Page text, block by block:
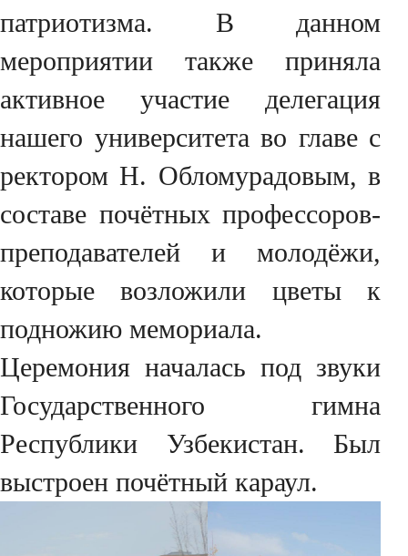
патриотизма. В данном
мероприятии также приняла
активное участие делегация
нашего университета во главе с
ректором Н. Обломурадовым, в
составе почётных профессоров-
преподавателей и молодёжи,
которые возложили цветы к
подножию мемориала.
Церемония началась под звуки
Государственного гимна
Республики Узбекистан. Был
выстроен почётный караул.